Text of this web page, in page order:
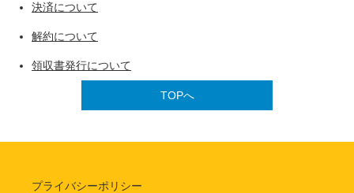
決済について
解約について
領収書発行について
TOPへ
プライバシーポリシー